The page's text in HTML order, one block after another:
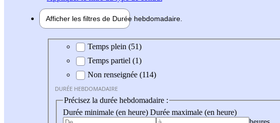
Afficher les filtres de Durée hebdomadaire
Durée hebdomadaire
Temps plein (51)
Temps partiel (1)
Non renseignée (114)
DURÉE HEBDOMADAIRE
Précisez la durée hebdomadaire :
Durée minimale (en heure) Durée maximale (en heure)